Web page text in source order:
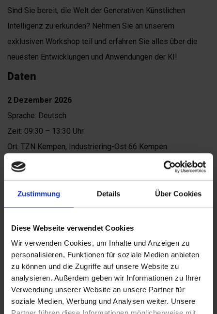
Zustimmung Details Über Cookies
Diese Webseite verwendet Cookies
Wir verwenden Cookies, um Inhalte und Anzeigen zu
personalisieren, Funktionen für soziale Medien anbieten
zu können und die Zugriffe auf unsere Website zu
analysieren. Außerdem geben wir Informationen zu Ihrer
Verwendung unserer Website an unsere Partner für
soziale Medien, Werbung und Analysen weiter. Unsere
Sind Sie bereit, die Welt der Generativen Künstlichen
Intelligenz zu erkunden? Nehmen Sie an unserem
exklusiven Workshop teil und erfahren Sie alles über die
neuesten Entwicklungen und Anwendungen der KI!
Daten
2 Dezember 2026
Sprache: Deutsch
Zeit: 09:30 – 13:30 Uhr
Ort: TZN Kempen, Industriering-Ost 66 Kempen
Preis: € 350,-
Zur Anmeldung
Sie haben eine Frage zum Kurs oder zur Anmeldung?
Melden Sie sich gerne bei uns.
Janet Antonissen
j.antonissen@fontys.nl